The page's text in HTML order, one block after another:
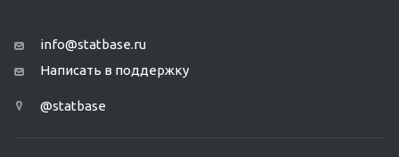
info@statbase.ru
Написать в поддержку
@statbase